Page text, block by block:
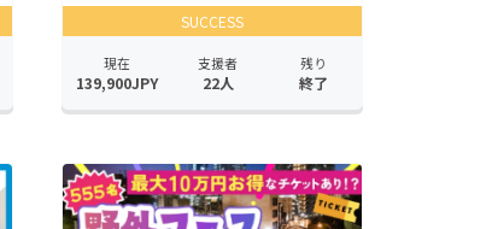
SUCCESS
現在
139,900JPY
支援者
22人
残り
終了